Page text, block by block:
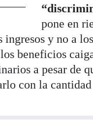
pone en
y no a
beneficios
a pesar de
con la